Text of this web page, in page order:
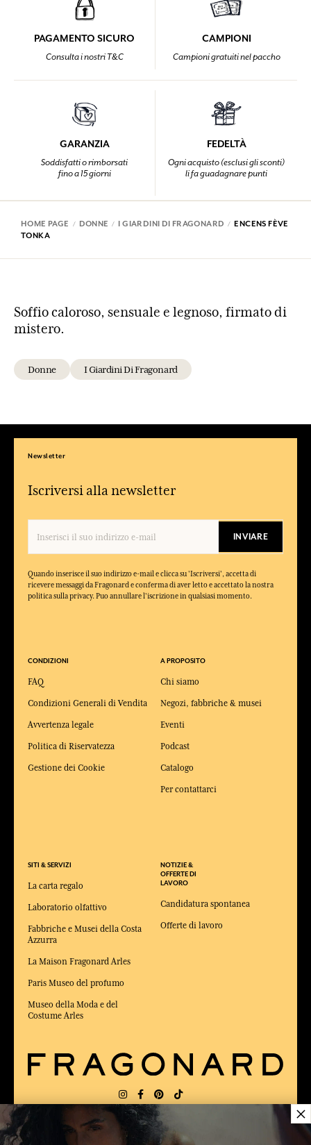
PAGAMENTO SICURO
Consulta i nostri T&C
CAMPIONI
Campioni gratuiti nel paccho
GARANZIA
Soddisfatti o rimborsati
fino a 15 giorni
FEDELTÀ
Ogni acquisto (esclusi gli sconti)
li fa guadagnare punti
HOME PAGE DONNE I GIARDINI DI FRAGONARD
ENCENS FÈVE
TONKA
Soffio caloroso, sensuale e legnoso, firmato di
mistero.
Donne I Giardini Di Fragonard
Newsletter
Iscriversi alla newsletter
INVIARE
Quando inserisce il suo indirizzo e-mail e clicca su 'Iscriversi', accetta di
ricevere messaggi da Fragonard e conferma di aver letto e accettato la nostra
politica sulla privacy. Puo annullare l'iscrizione in qualsiasi momento.
CONDIZIONI
FAQ
Condizioni Generali di Vendita
Avvertenza legale
Politica di Riservatezza
Gestione dei Cookie
SITI & SERVIZI
La carta regalo
Laboratorio olfattivo
Fabbriche e Musei della Costa
Azzurra
La Maison Fragonard Arles
Paris Museo del profumo
Museo della Moda e del
Costume Arles
A PROPOSITO
Chi siamo
Negozi, fabbriche & musei
Eventi
Podcast
Catalogo
Per contattarci
NOTIZIE &
OFFERTE DI
LAVORO
Candidatura spontanea
Offerte di lavoro
CONSEGNA: US LINGUA:
×